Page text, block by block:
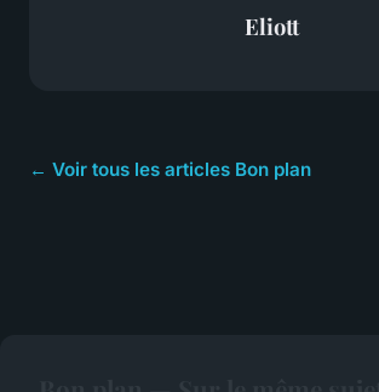
Eliott
← Voir tous les articles Bon plan